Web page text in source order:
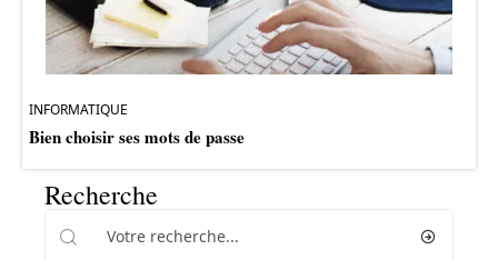
INFORMATIQUE
Bien choisir ses mots de passe
Recherche